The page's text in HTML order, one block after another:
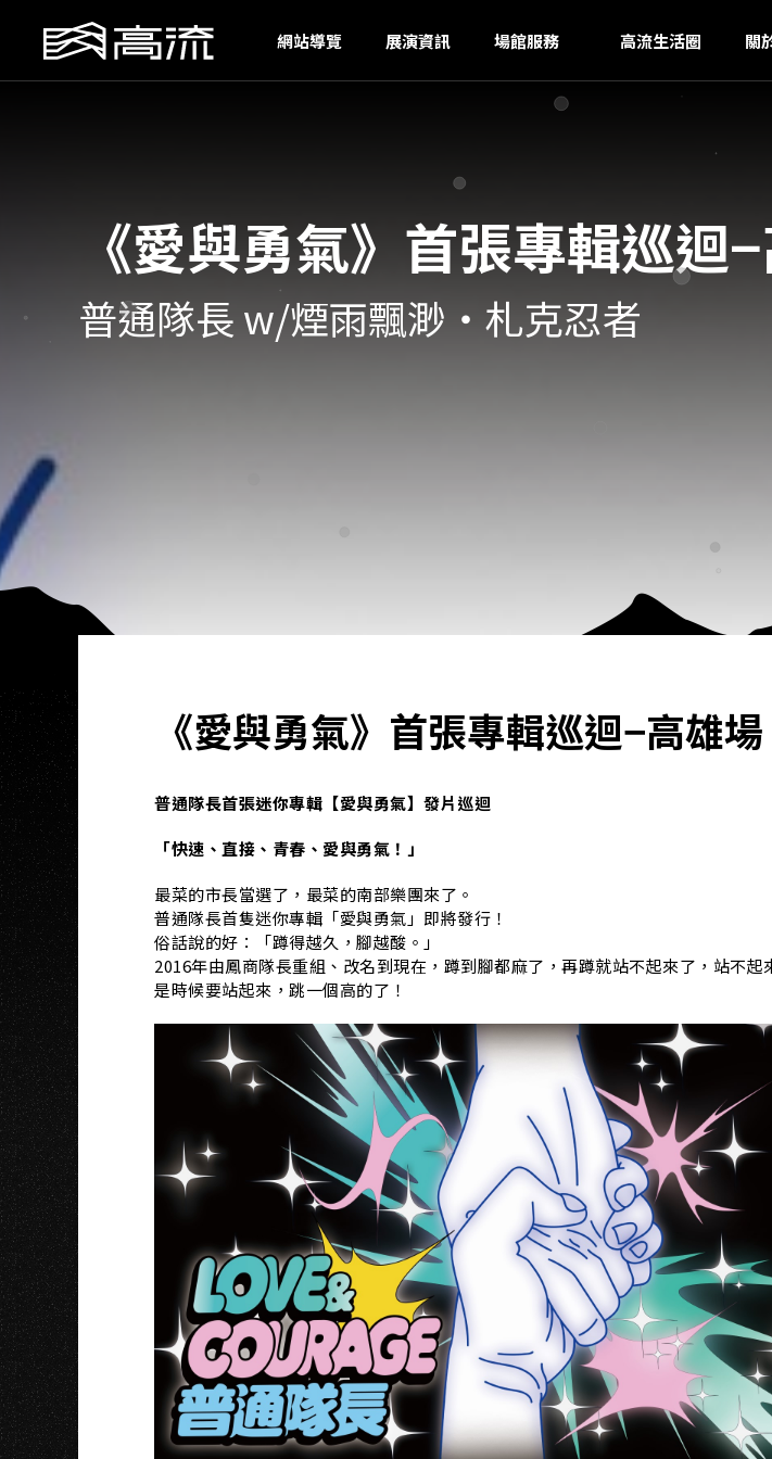
網站導覽 展演資訊 場館服務 高流生活圈 關
《愛與勇氣》首張專輯巡迴
普通隊長 w/煙雨飄渺・札克忍者
《愛與勇氣》首張專輯巡迴−高雄場
普通隊長首張迷你專輯【愛與勇氣】發片巡迴
「快速、直接、青春、愛與勇氣！」
最菜的市長當選了，最菜的南部樂團來了。
普通隊長首隻迷你專輯「愛與勇氣」即將發行！
俗話說的好：「蹲得越久，腳越酸。」
2016年由鳳商隊長重組、改名到現在，蹲到腳都麻了，再蹲就站不起來了，站不起
是時候要站起來，跳一個高的了！